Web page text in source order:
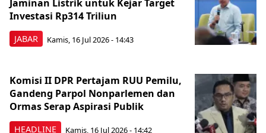
JABAR
Jaminan Listrik untuk Kejar Target
Investasi Rp314 Triliun
Kamis, 16 Jul 2026 - 14:43
HEADLINE
Komisi II DPR Pertajam RUU Pemilu,
Gandeng Parpol Nonparlemen dan
Ormas Serap Aspirasi Publik
Kamis, 16 Jul 2026 - 14:42